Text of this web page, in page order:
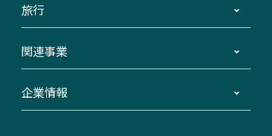
三重交通接近情報バスロケーションシステム
ダイヤ改正情報
迂回・休止について
臨時バスについて
伊勢二見鳥羽周遊バスCANばす
「みえブルーライン」（三重大学病院直通バ
伊賀～名古屋
南紀～VISON～名古屋
湯の山温泉～名古屋
桑名・長島温泉・金城ふ頭駅～中部国際空港
（休止中）
貸切バスのご利用について
お問い合わせ
旅行
貸切バス団体旅行
美し国周遊ばす
関連事業
自家用自動車車両運行管理
企業情報